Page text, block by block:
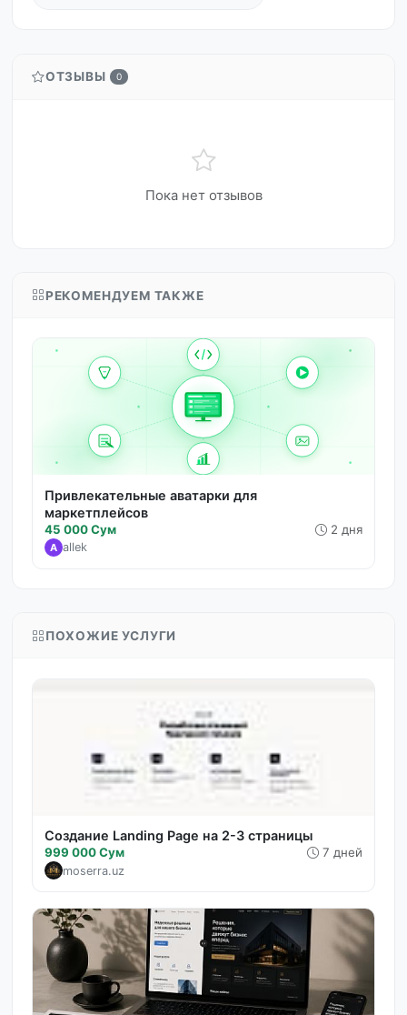
ОТЗЫВЫ 0
Пока нет отзывов
РЕКОМЕНДУЕМ ТАКЖЕ
Привлекательные аватарки для
маркетплейсов
45 000 Сум 2 дня
A allek
ПОХОЖИЕ УСЛУГИ
Создание Landing Page на 2-3 страницы
999 000 Сум 7 дней
moserra.uz